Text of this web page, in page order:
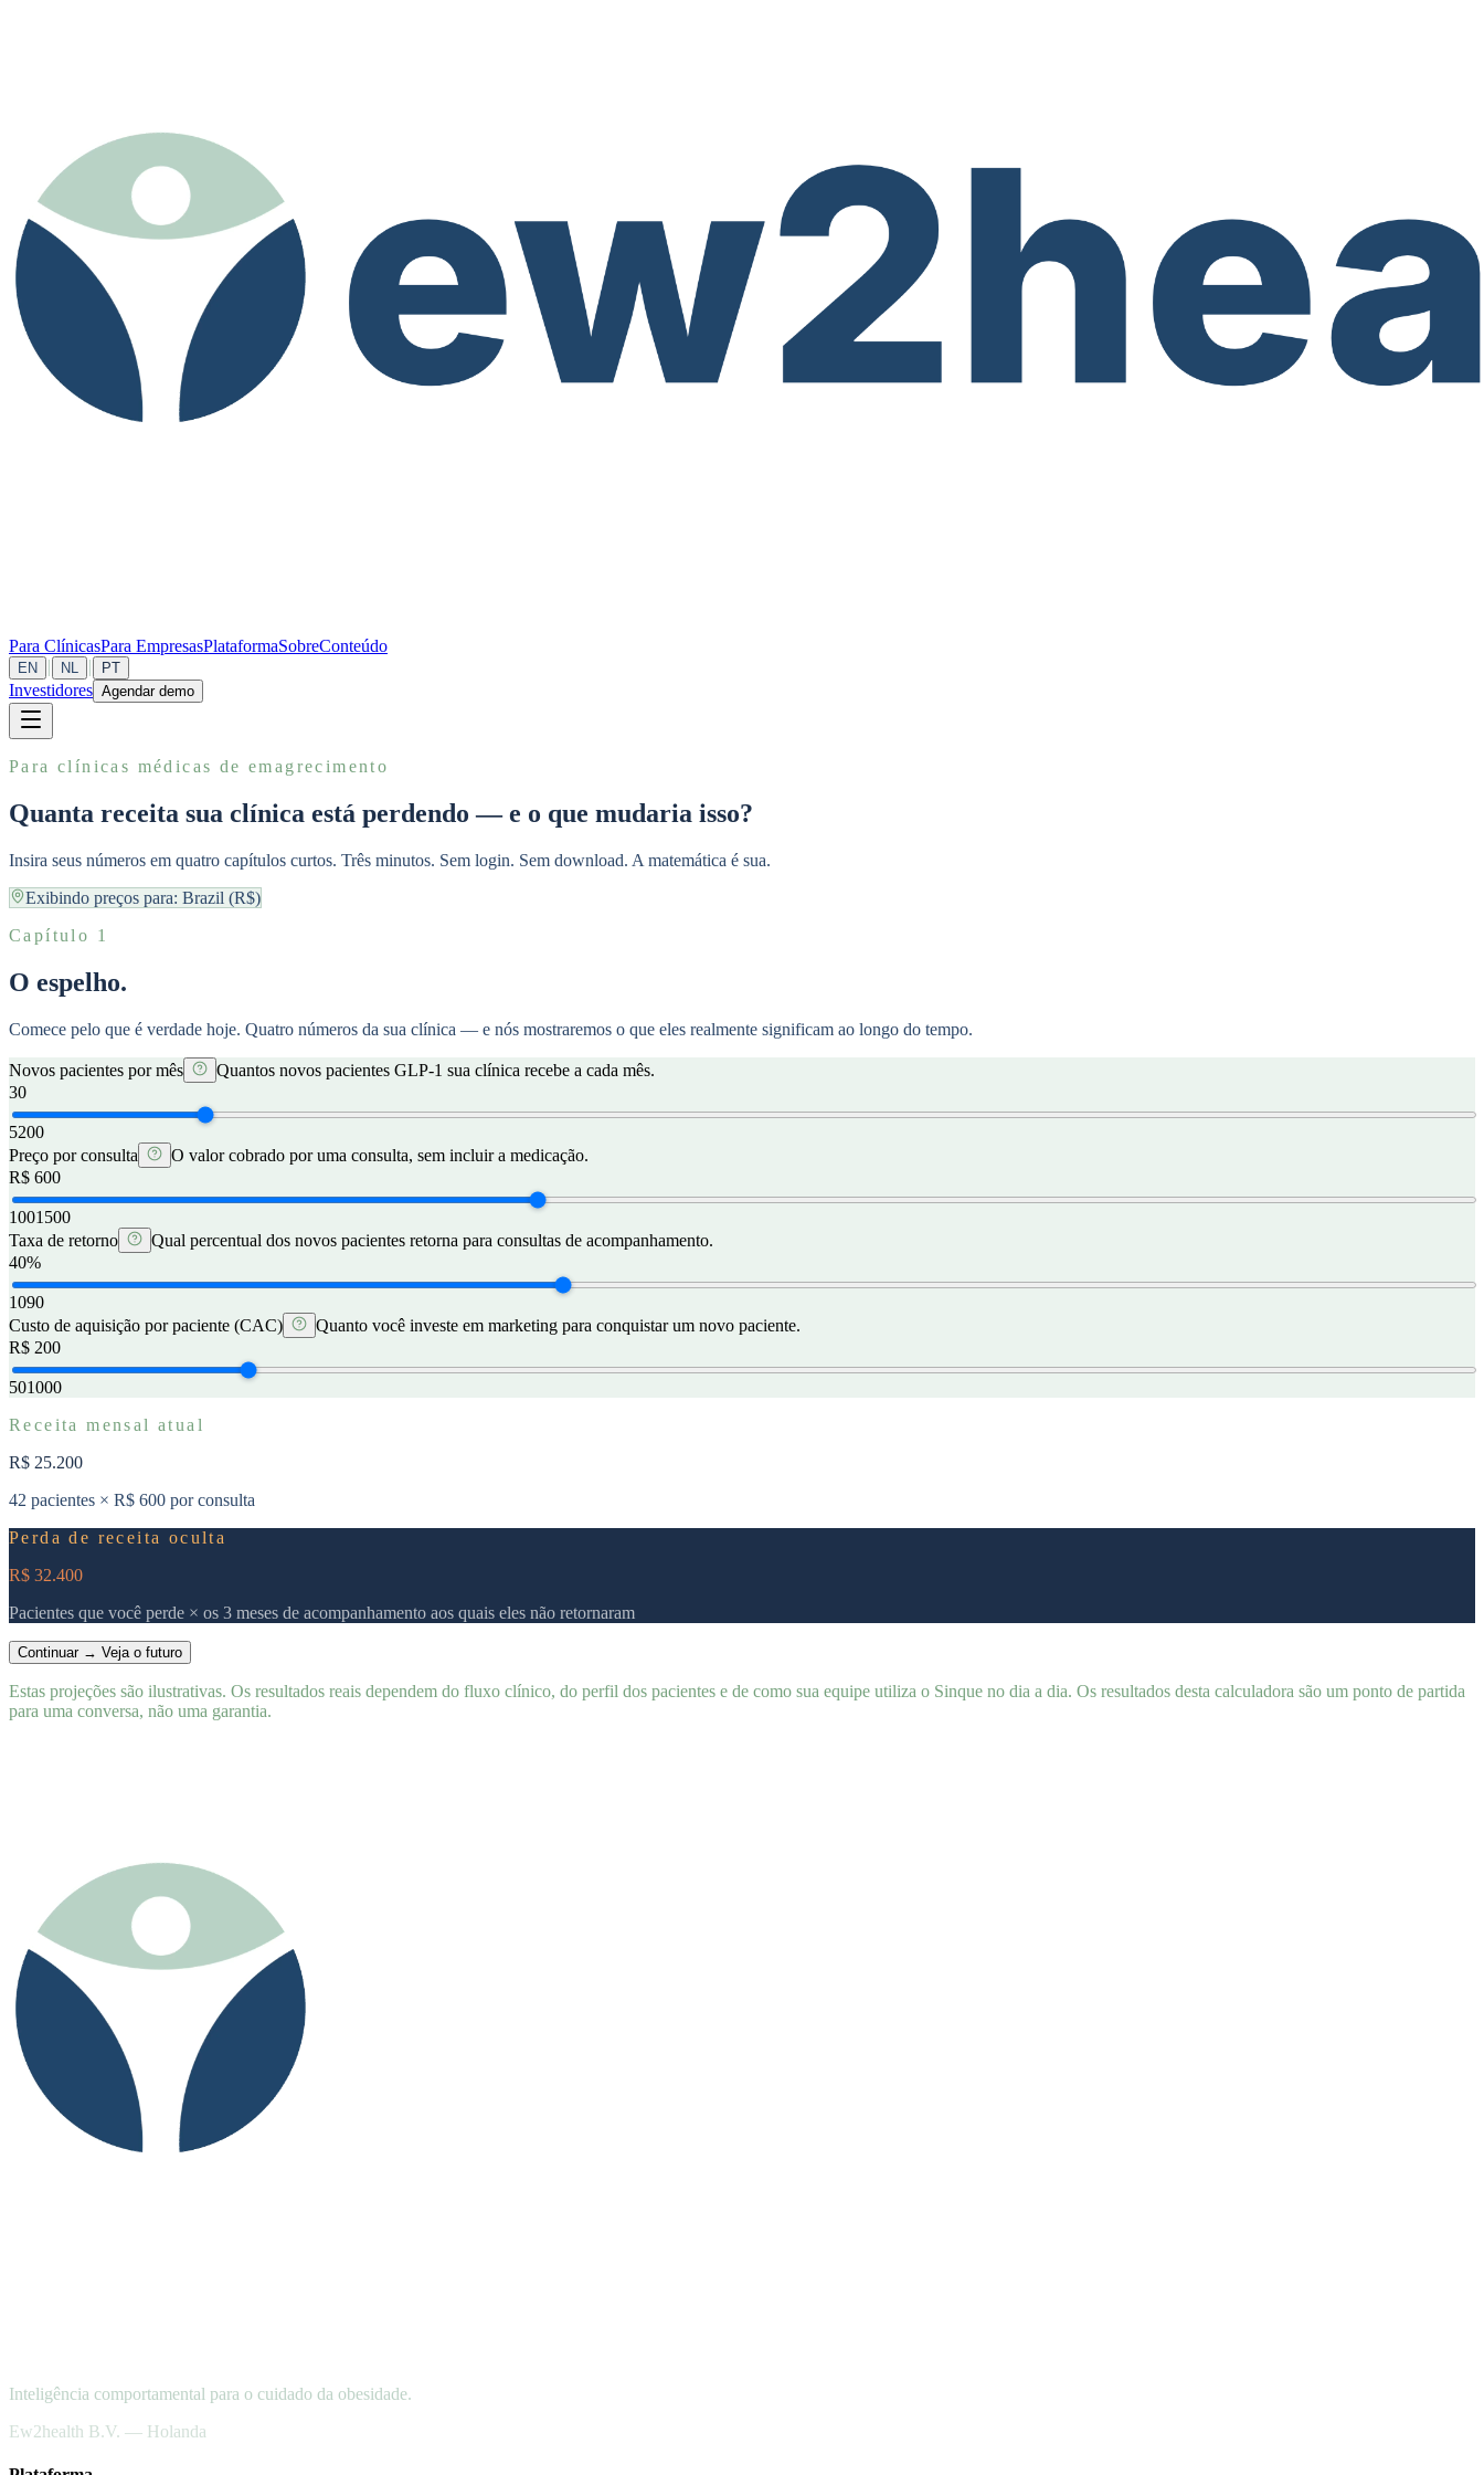
Para ClínicasPara EmpresasPlataformaSobreConteúdo
EN NL PT
Investidores Agendar demo
Para clínicas médicas de emagrecimento
Quanta receita sua clínica está perdendo — e o que mudaria isso?
Insira seus números em quatro capítulos curtos. Três minutos. Sem login. Sem download. A matemática é sua.
Exibindo preços para: Brazil (R$)
Capítulo 1
O espelho.
Comece pelo que é verdade hoje. Quatro números da sua clínica — e nós mostraremos o que eles realmente significam ao longo do tempo.
Novos pacientes por mês
Quantos novos pacientes GLP-1 sua clínica recebe a cada mês.
30
5200
Preço por consulta
O valor cobrado por uma consulta, sem incluir a medicação.
R$ 600
1001500
Taxa de retorno
Qual percentual dos novos pacientes retorna para consultas de acompanhamento.
40%
1090
Custo de aquisição por paciente (CAC)
Quanto você investe em marketing para conquistar um novo paciente.
R$ 200
501000
Receita mensal atual
R$ 25.200
42 pacientes × R$ 600 por consulta
Perda de receita oculta
R$ 32.400
Pacientes que você perde × os 3 meses de acompanhamento aos quais eles não retornaram
Continuar → Veja o futuro
Estas projeções são ilustrativas. Os resultados reais dependem do fluxo clínico, do perfil dos pacientes e de como sua equipe utiliza o Sinque no dia a dia. Os resultados desta calculadora são um ponto de partida
para uma conversa, não uma garantia.
Inteligência comportamental para o cuidado da obesidade.
Ew2health B.V. — Holanda